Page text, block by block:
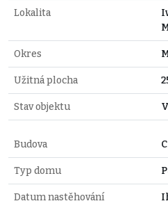
Lokalita
Okres
Užitná plocha
Stav objektu
Budova
Typ domu
Datum nastěhování